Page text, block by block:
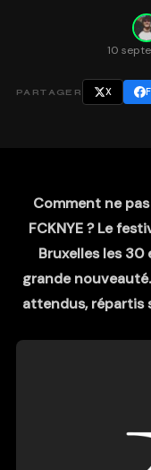
10
PARTAGER X
Comment ne
FCKNYE ? Le
Bruxelles les 30
grande
attendus, répartis